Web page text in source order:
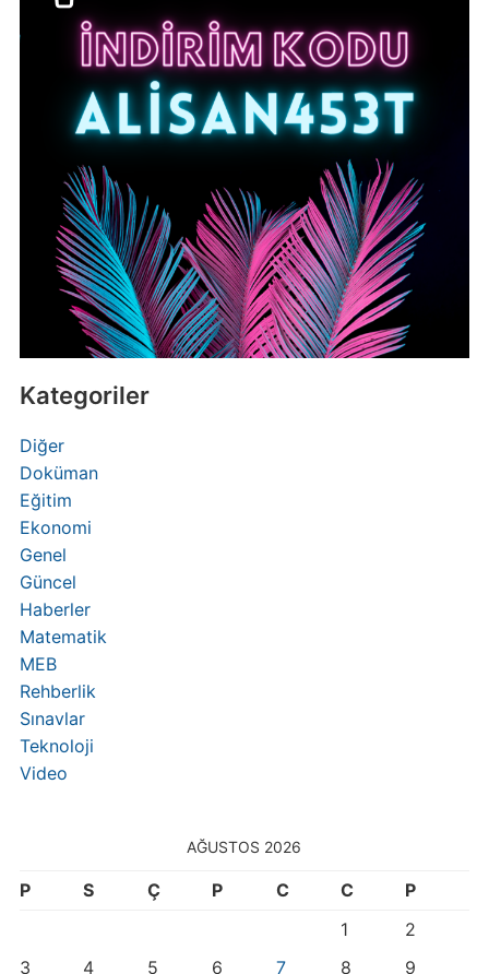
Kategoriler
Diğer
Doküman
Eğitim
Ekonomi
Genel
Güncel
Haberler
Matematik
MEB
Rehberlik
Sınavlar
Teknoloji
Video
AĞUSTOS 2026
P S Ç P C C
P
1
2
3
4 5 6 7 8 9